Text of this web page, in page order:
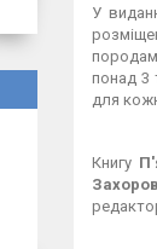
У
понад 3
для
Книгу